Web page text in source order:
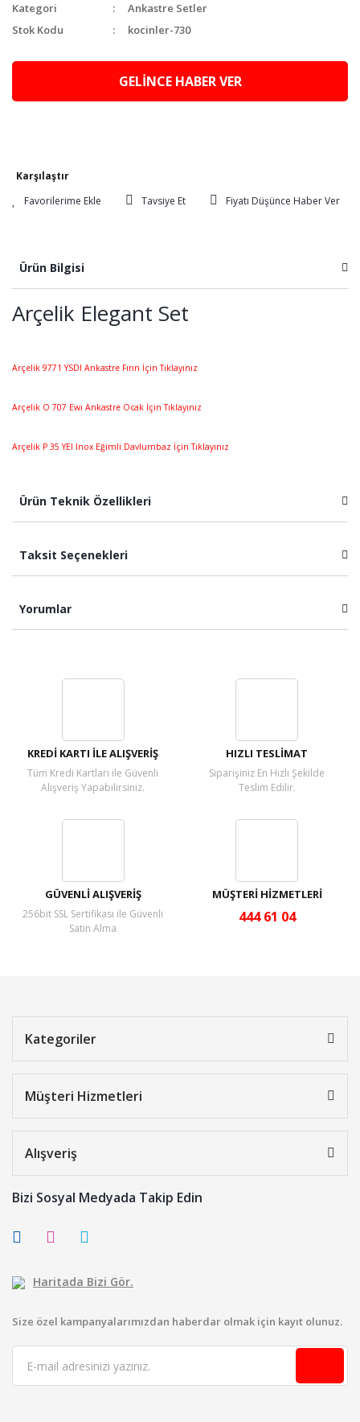
Kategori
Ankastre Setler
Stok Kodu
kocinler-730
GELİNCE HABER VER
Karşılaştır
Tavsiye Et
Fiyatı Düşünce Haber Ver
Ürün Bilgisi
Arçelik Elegant Set
Arçelik 9771 YSDI Ankastre Fırın İçin Tıklayınız
Arçelik O 707 Ewı Ankastre Ocak İçin Tıklayınız
Arçelik P 35 YEI Inox Eğimli Davlumbaz İçin Tıklayınız
Ürün Teknik Özellikleri
Taksit Seçenekleri
Yorumlar
KREDİ KARTI İLE ALIŞVERİŞ
Tüm Kredi Kartları ile Güvenli
Alışveriş Yapabilirsiniz.
HIZLI TESLİMAT
Siparişiniz En Hızlı Şekilde
Teslim Edilir.
GÜVENLİ ALIŞVERİŞ
256bit SSL Sertifikası ile Güvenli
Satın Alma
MÜŞTERİ HİZMETLERİ
444 61 04
Kategoriler
Müşteri Hizmetleri
Alışveriş
Bizi Sosyal Medyada Takip Edin
Haritada Bizi Gör.
Size özel kampanyalarımızdan haberdar olmak için kayıt olunuz.